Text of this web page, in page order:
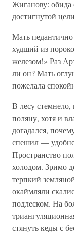
Жиганову: обида
достигнутой
Мать
худший из
железом!» Раз
ли он? Мать
пожелала
В лесу
поляну, хотя и
догадался,
спешил —
Пространство
холодом. Зримо
терпкий
окаймляли
подлеском. На
стянуть кеды с